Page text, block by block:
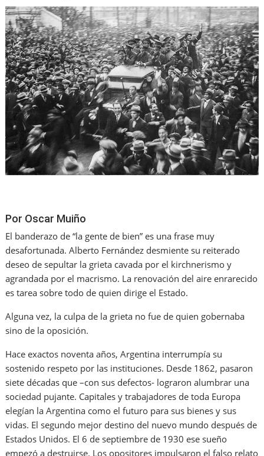
Por Oscar Muiño
El banderazo de “la gente de bien” es una frase muy
desafortunada. Alberto Fernández desmiente su reiterado
deseo de sepultar la grieta cavada por el kirchnerismo y
agrandada por el macrismo. La renovación del aire enrarecido
es tarea sobre todo de quien dirige el Estado.
Alguna vez, la culpa de la grieta no fue de quien gobernaba
sino de la oposición.
Hace exactos noventa años, Argentina interrumpía su
sostenido respeto por las instituciones. Desde 1862, pasaron
siete décadas que –con sus defectos- lograron alumbrar una
sociedad pujante. Capitales y trabajadores de toda Europa
elegían la Argentina como el futuro para sus bienes y sus
vidas. El segundo mejor destino del nuevo mundo después de
Estados Unidos. El 6 de septiembre de 1930 ese sueño
empezó a destruirse. Los opositores impulsaron el falso relato